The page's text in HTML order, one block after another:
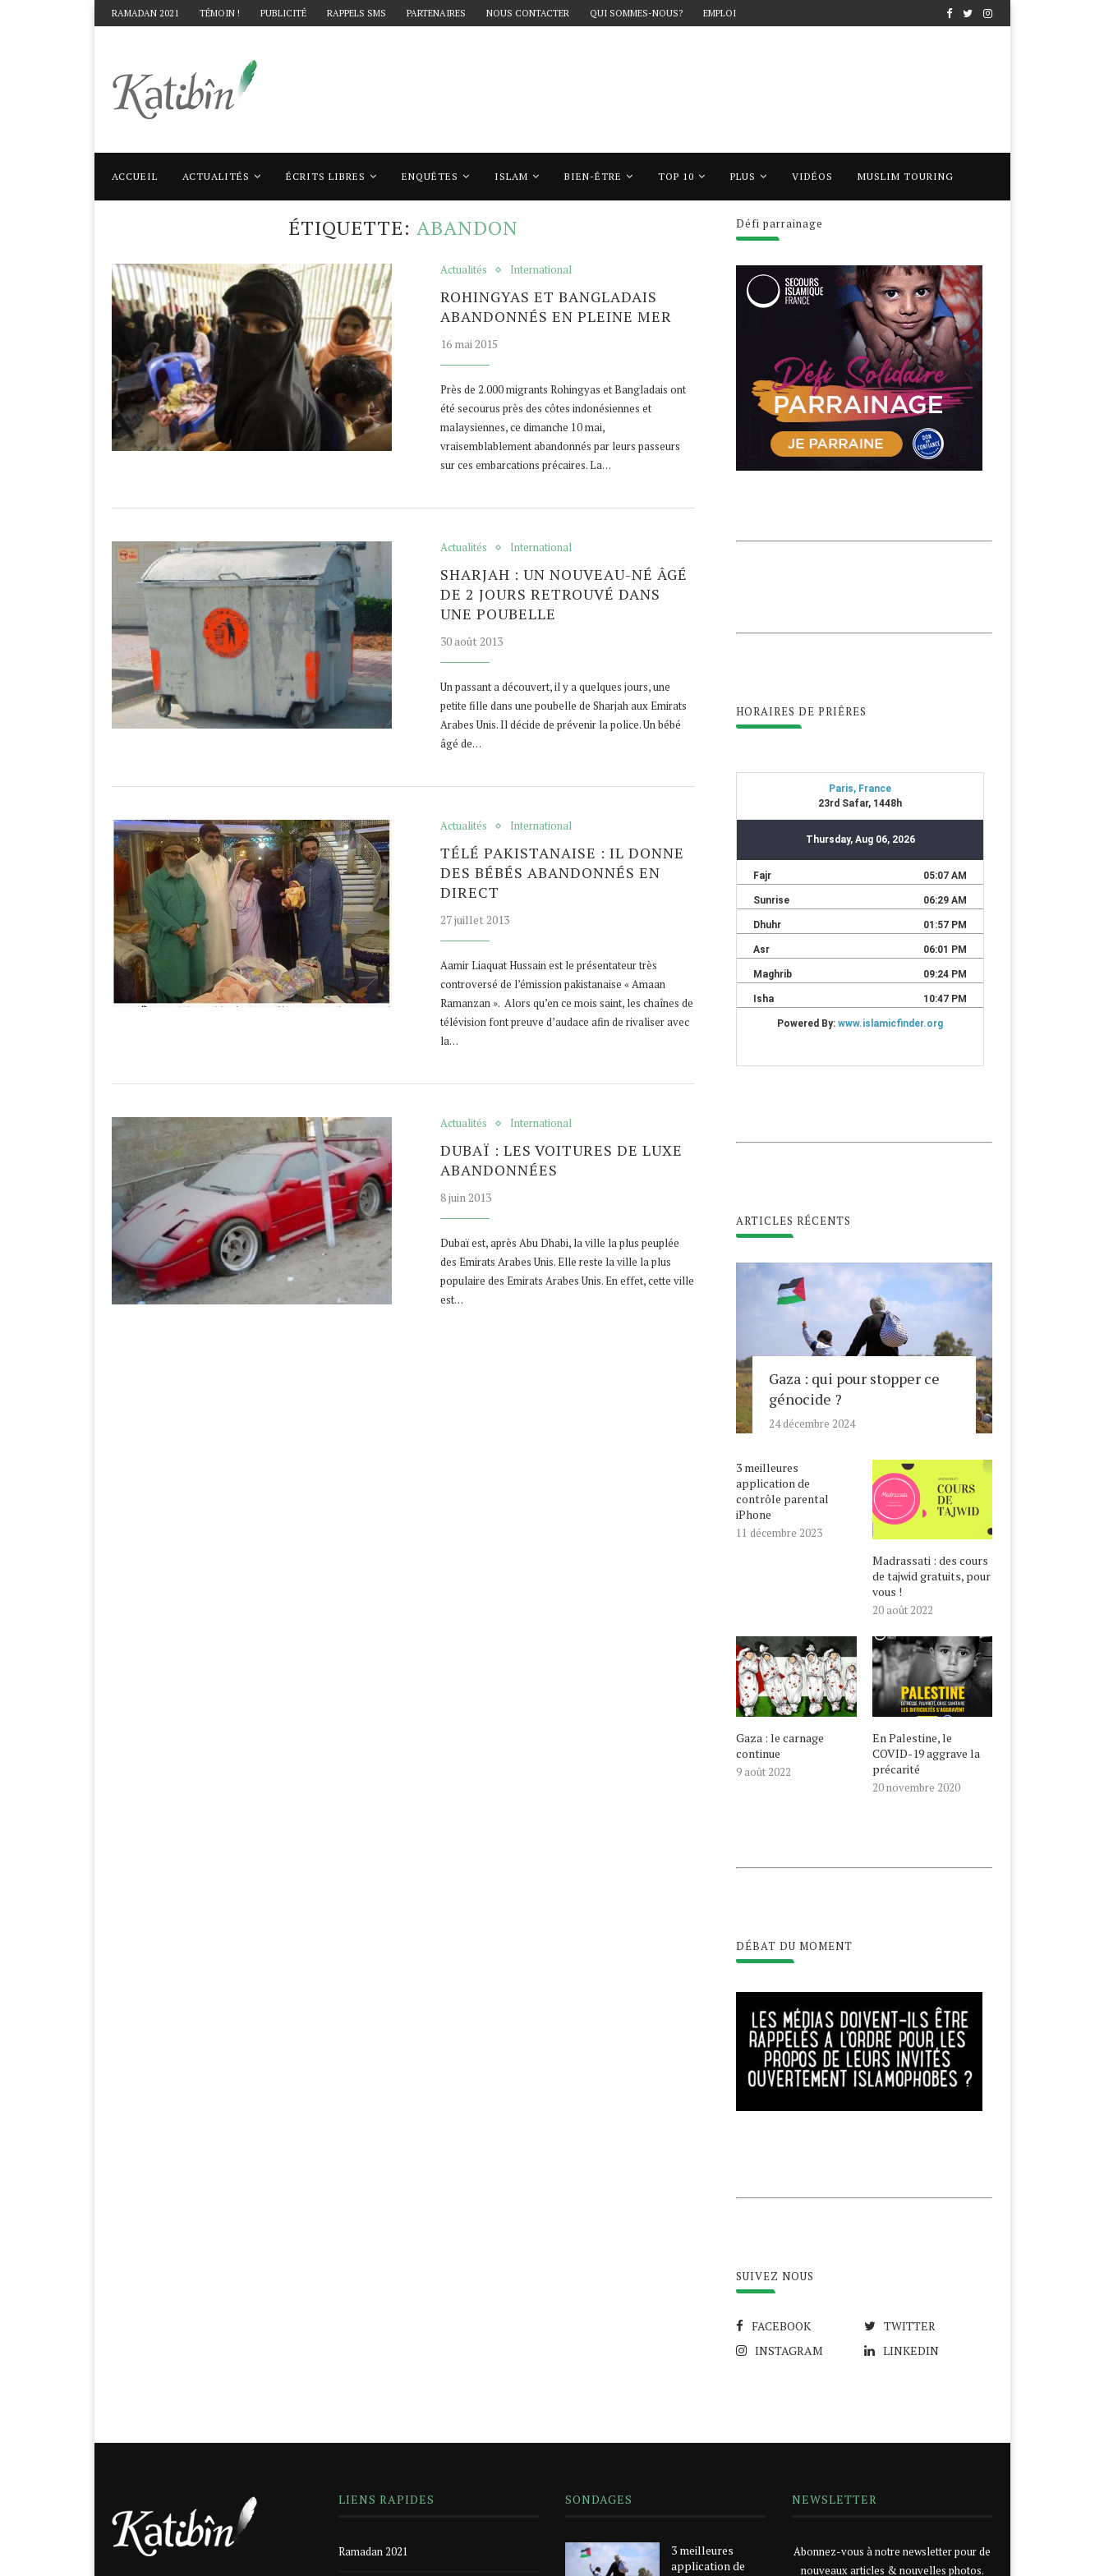
RAMADAN 2021 TÉMOIN ! PUBLICITÉ RAPPELS SMS PARTENAIRES NOUS CONTACTER QUI SOMMES-NOUS? EMPLOI
ACCUEIL ACTUALITÉS ÉCRITS LIBRES ENQUÊTES ISLAM BIEN-ÊTRE TOP 10 PLUS VIDÉOS MUSLIM TOURING
Accueil Mots clés Articles taggés avec "abandon"
ÉTIQUETTE:ABANDON
Actualités International
ROHINGYAS ET BANGLADAIS
ABANDONNÉS EN PLEINE MER
16 mai 2015
Près de 2.000 migrants Rohingyas et Bangladais ont
été secourus près des côtes indonésiennes et
malaysiennes, ce dimanche 10 mai,
vraisemblablement abandonnés par leurs passeurs
sur ces embarcations précaires. La…
Actualités International
SHARJAH : UN NOUVEAU-NÉ ÂGÉ
DE 2 JOURS RETROUVÉ DANS
UNE POUBELLE
30 août 2013
Un passant a découvert, il y a quelques jours, une
petite fille dans une poubelle de Sharjah aux Emirats
Arabes Unis. Il décide de prévenir la police. Un bébé
âgé de…
Actualités International
TÉLÉ PAKISTANAISE : IL DONNE
DES BÉBÉS ABANDONNÉS EN
DIRECT
27 juillet 2013
Aamir Liaquat Hussain est le présentateur très
controversé de l’émission pakistanaise « Amaan
Ramanzan ». Alors qu’en ce mois saint, les chaînes de
télévision font preuve d’audace afin de rivaliser avec
la…
Actualités International
DUBAÏ : LES VOITURES DE LUXE
ABANDONNÉES
8 juin 2013
Dubaï est, après Abu Dhabi, la ville la plus peuplée
des Emirats Arabes Unis. Elle reste la ville la plus
populaire des Emirats Arabes Unis. En effet, cette ville
est…
Défi parrainage
HORAIRES DE PRIÊRES
ARTICLES RÉCENTS
Gaza : qui pour stopper ce
génocide ?
24 décembre 2024
3 meilleures
application de
contrôle parental
iPhone
11 décembre 2023
Madrassati : des cours
de tajwid gratuits, pour
vous !
20 août 2022
Gaza : le carnage
continue
9 août 2022
En Palestine, le
COVID-19 aggrave la
précarité
20 novembre 2020
DÉBAT DU MOMENT
SUIVEZ NOUS
FACEBOOK
TWITTER
INSTAGRAM
LINKEDIN
LIENS RAPIDES
Ramadan 2021
SONDAGES
3 meilleures
application de
NEWSLETTER
Abonnez-vous à notre newsletter pour de
nouveaux articles & nouvelles photos.